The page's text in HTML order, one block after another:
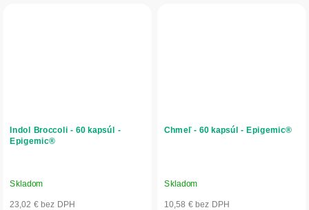
Indol Broccoli - 60 kapsúl -
Epigemic®
Skladom
23,02 € bez DPH
Chmeľ - 60 kapsúl - Epigemic®
Skladom
10,58 € bez DPH